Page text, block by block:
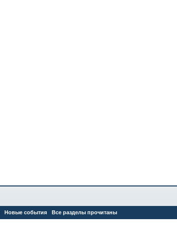
Новые события Все разделы прочитаны